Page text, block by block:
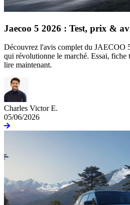
Jaecoo 5 2026 : Test, prix &
Découvrez l'avis complet du JAECOO
qui révolutionne le marché. Essai, fiche
lire maintenant.
Charles Victor E.
05/06/2026